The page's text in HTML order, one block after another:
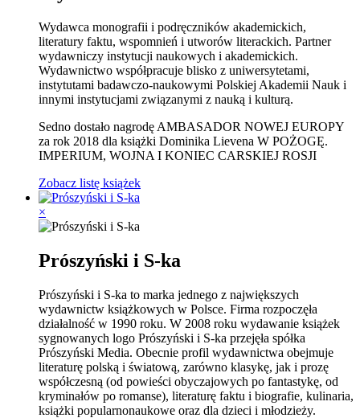
Wydawca monografii i podręczników akademickich,
literatury faktu, wspomnień i utworów literackich. Partner
wydawniczy instytucji naukowych i akademickich.
Wydawnictwo współpracuje blisko z uniwersytetami,
instytutami badawczo-naukowymi Polskiej Akademii Nauk i
innymi instytucjami związanymi z nauką i kulturą.
Sedno dostało nagrodę AMBASADOR NOWEJ EUROPY
za rok 2018 dla książki Dominika Lievena W POŻOGĘ.
IMPERIUM, WOJNA I KONIEC CARSKIEJ ROSJI
Zobacz listę książek
×
Prószyński i S-ka
Prószyński i S-ka to marka jednego z największych
wydawnictw książkowych w Polsce. Firma rozpoczęła
działalność w 1990 roku. W 2008 roku wydawanie książek
sygnowanych logo Prószyński i S-ka przejęła spółka
Prószyński Media. Obecnie profil wydawnictwa obejmuje
literaturę polską i światową, zarówno klasykę, jak i prozę
współczesną (od powieści obyczajowych po fantastykę, od
kryminałów po romanse), literaturę faktu i biografie, kulinaria,
książki popularnonaukowe oraz dla dzieci i młodzieży.